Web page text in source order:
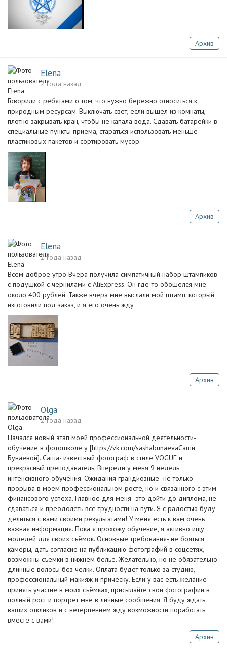
Архив
Elena
2 года назад
Говорили с ребятами о том, что нужно бережно относиться к
природным ресурсам. Выключать свет, если вышел из комнаты,
плотно закрывать кран, чтобы не капала вода. Сдавать батарейки в
специальные пункты приёма, стараться использовать меньше
пластиковых пакетов и сортировать мусор.
Архив
Elena
2 года назад
Всем доброе утро Вчера получила симпатичный набор штампиков
с подушкой с чернилами с AliExpress. Он где-то обошёлся мне
около 400 рублей. Также вчера мне выслали мой штамп, который
изготовили под заказ, и я его очень жду
Архив
Olga
2 года назад
Начался новый этап моей профессиональной деятельности-
обучение в фотошколе у [https://vk.com/sashabunaevaСаши
Бунаевой]. Саша- известный фотограф в стиле VOGUE и
прекрасный преподаватель. Впереди у меня 9 недель
интенсивного обучения. Ожидания грандиозные- не только
прорыва в моëм профессиональном росте, но и связанного с этим
финансового успеха. Главное для меня- это дойти до диплома, не
сдаваться и преодолеть все трудности на пути. Я с радостью буду
делиться с вами своими результатами! У меня есть к вам очень
важная информация. Пока я прохожу обучение, я активно ищу
моделей для своих съëмок. Основные требования- не бояться
камеры, дать согласие на публикацию фотографий в соцсетях,
возможны съёмки в нижнем белье. Желательно, но не обязательно
длинные волосы без чëлки. Оплата будет только за студию,
профессиональный макияж и причëску. Если у вас есть желание
принять участие в моих съёмках, присылайте свои фотографии в
полный рост и портрет мне в личные сообщения. Я буду ждать
ваших откликов и с нетерпением жду возможности поработать
вместе с вами!
Архив